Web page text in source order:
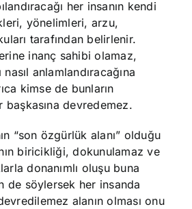
her insanın kendi
yönelimleri, arzu,
tarafından belirlenir.
inanç sahibi olamaz,
anlamlandıracağına
kimse de bunların
başkasına devredemez.
“son özgürlük alanı” olduğu
biricikliği, dokunulamaz ve
donanımlı oluşu buna
de söylersek her insanda
alanın olması onu